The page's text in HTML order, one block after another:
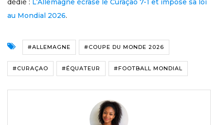
dédié : L’Allemagne écrase le Curaçao 7-1 et impose sa loi
au Mondial 2026.
#ALLEMAGNE #COUPE DU MONDE 2026
#CURAÇAO #ÉQUATEUR #FOOTBALL MONDIAL